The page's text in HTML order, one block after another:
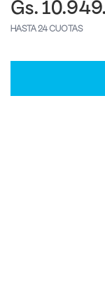
Gs.
HASTA 24 CUOTAS